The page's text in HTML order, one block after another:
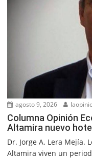
agosto 9, 2026
Columna Opinión
Altamira nuevo
Dr. Jorge A. Lera Mejía.
Altamira viven un